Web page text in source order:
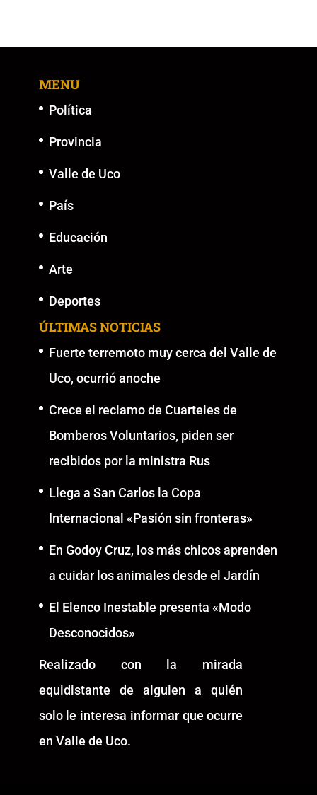
MENU
Política
Provincia
Valle de Uco
País
Educación
Arte
Deportes
ÚLTIMAS NOTICIAS
Fuerte terremoto muy cerca del Valle de
Uco, ocurrió anoche
Crece el reclamo de Cuarteles de
Bomberos Voluntarios, piden ser
recibidos por la ministra Rus
Llega a San Carlos la Copa
Internacional «Pasión sin fronteras»
En Godoy Cruz, los más chicos aprenden
a cuidar los animales desde el Jardín
El Elenco Inestable presenta «Modo
Desconocidos»
Realizado con la mirada
equidistante de alguien a quién
solo le interesa informar que ocurre
en Valle de Uco.